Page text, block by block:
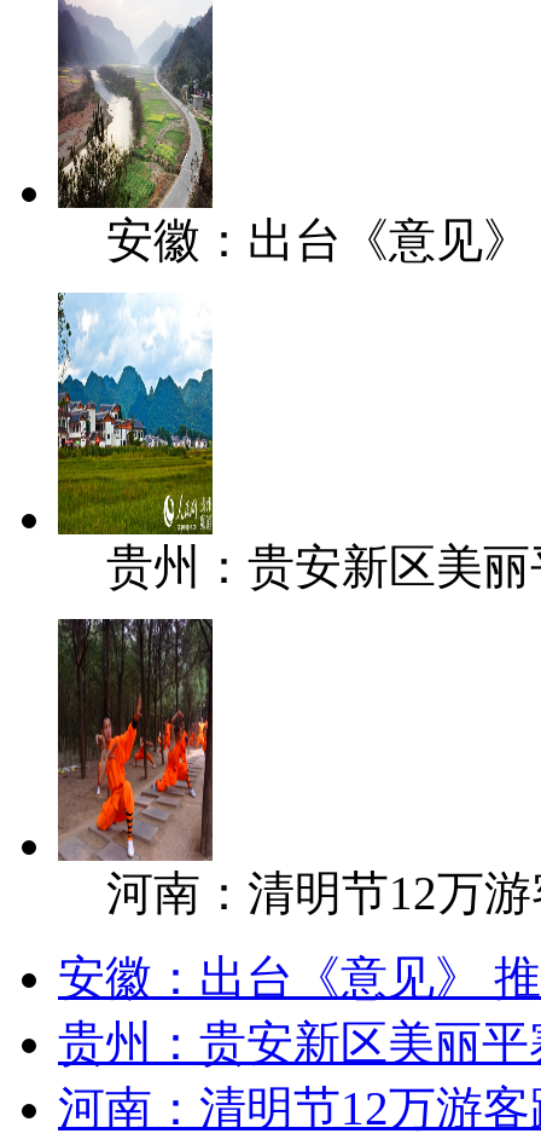
安徽：出台《意见
贵州：贵安新区美
河南：清明节12万
安徽：出台《意见》
贵州：贵安新区美丽平
河南：清明节12万游